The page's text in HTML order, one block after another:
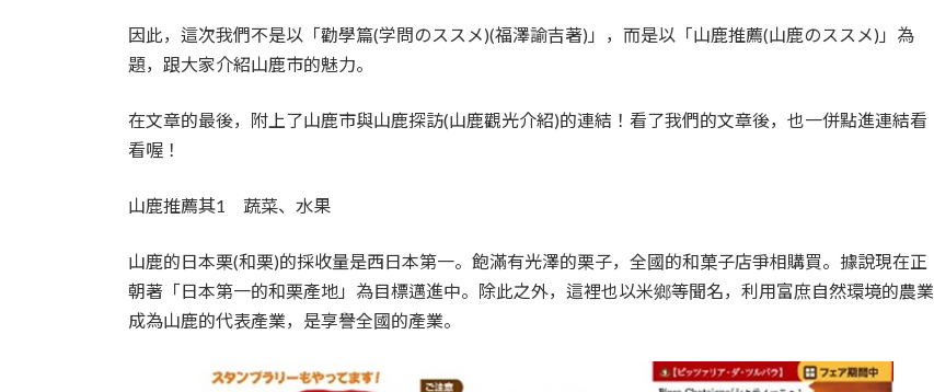
因此，這次我們不是以「勸學篇(学問のススメ)(福澤諭吉著)」，而是以「山鹿推薦(山鹿のススメ)」為
題，跟大家介紹山鹿市的魅力。
在文章的最後，附上了山鹿市與山鹿探訪(山鹿觀光介紹)的連結！看了我們的文章後，也一併點進連結看
看喔！
山鹿推薦其1 蔬菜、水果
山鹿的日本栗(和栗)的採收量是西日本第一。飽滿有光澤的栗子，全國的和菓子店爭相購買。據說現在正
朝著「日本第一的和栗產地」為目標邁進中。除此之外，這裡也以米鄉等聞名，利用富庶自然環境的農業
成為山鹿的代表產業，是享譽全國的產業。